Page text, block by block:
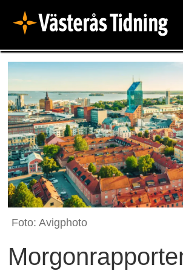
Foto: Avigphoto